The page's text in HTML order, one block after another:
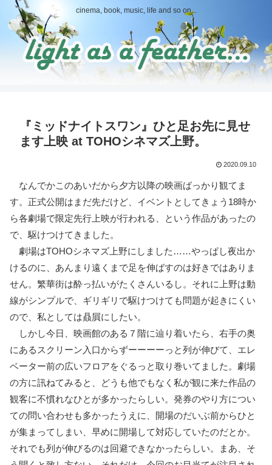
cinema, book, music, life and so on...
『ミッドナイトスワン』ひと足お先に見せ
ます上映 at TOHOシネマズ上野。
2020.09.10
なんでかこのあいだから夕方以降の映画ばっかり観てま
す。正式公開はまだ先だけど、イベントとしてきょう18時か
ら各劇場で限定先行上映が行われる、という作品があったの
で、駆けつけてきました。
劇場はTOHOシネマズ上野にしました……やっぱし夜出か
けるのに、あんまり遠くまで足を伸ばすのは好きではありま
せん。繁華街は酔っ払いがたくさんいるし。それに上野は動
線がシンプルで、ギリギリで駆けつけても問題が起きにくい
ので、私としては贔屓にしたい。
しかし今日、映画館のある７階に辿り着いたら、右手の奥
にあるスクリーン入口からずーーーーっと列が伸びて、エレ
ベーター前の広いフロアをぐるっと取り巻いてました。劇場
の方に訊ねてみると、どうも他でもなく私が観に来た作品の
観客に不慣れなひとが多かったらしい。発券のやり方につい
ての問い合わせも多かったうえに、開場のだいぶ前からひと
が集まってしまい、早めに開場して対応していたのだとか。
それでも列が伸びるのは回避できなかったらしい。まあ、そ